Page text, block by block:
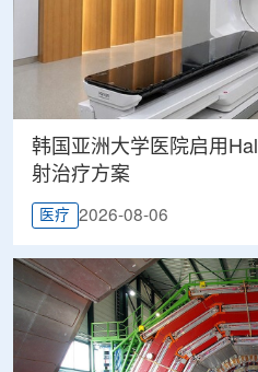
韩国亚洲大学医院启用
射治疗方案
医疗 2026-08-06